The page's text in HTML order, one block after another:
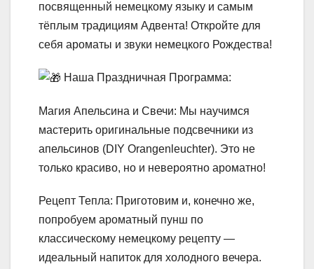
посвященный немецкому языку и самым
тёплым традициям Адвента! Откройте для
себя ароматы и звуки немецкого Рождества!
Наша Праздничная Программа:
​Магия Апельсина и Свечи: Мы научимся
мастерить оригинальные подсвечники из
апельсинов (DIY Orangenleuchter). Это не
только красиво, но и невероятно ароматно!
​Рецепт Тепла: Приготовим и, конечно же,
попробуем ароматный пунш по
классическому немецкому рецепту —
идеальный напиток для холодного вечера.